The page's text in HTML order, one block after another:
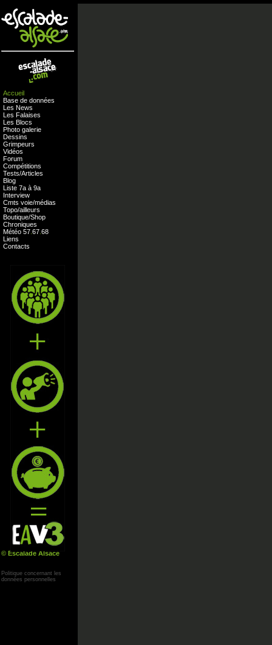
Accueil
Base de données
Les News
Les Falaises
Les Blocs
Photo galerie
Dessins
Grimpeurs
Vidéos
Forum
Compétitions
Tests/Articles
Blog
Liste 7a à 9a
Interview
Cmts voie/médias
Topo/ailleurs
Boutique/Shop
Chroniques
Météo 57 67 68
Liens
Contacts
© Escalade Alsace
Politique concernant les
données personnelles